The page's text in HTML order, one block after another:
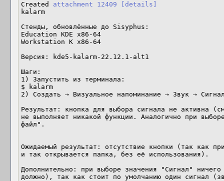
Created attachment 12409
[details]
kalarm
Стенды, обновлённые до Sisyphus:
Education KDE x86-64
Workstation K x86-64
Версия: kde5-kalarm-22.12.1-alt1
Шаги:
1) Запустить из терминала:
$ kalarm
2) Создать ⇢ Визуальное напоминание ⇢ Звук ⇢
Результат: кнопка для выбора сигнала не активна
не выполняет никакой функции. Аналогично при
файл".
Ожидаемый результат: отсутствие кнопки (так как
и так открывается папка, без её использования).
Дополнительно: при выборе значения "Сигнал"
должно), так как стоит по умолчанию один сигнал